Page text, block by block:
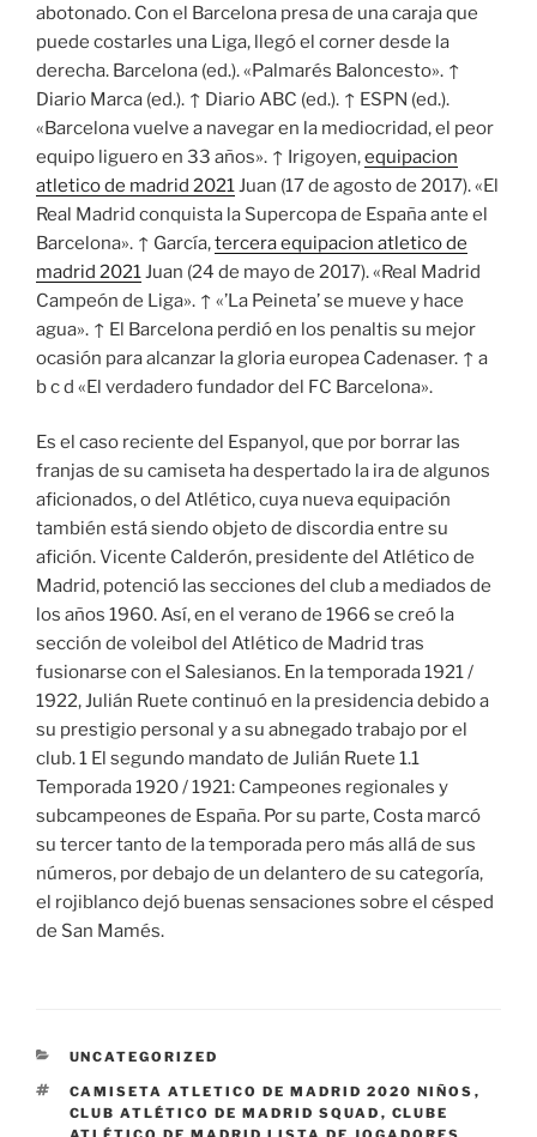
abotonado. Con el Barcelona presa de una caraja que
puede costarles una Liga, llegó el corner desde la
derecha. Barcelona (ed.). «Palmarés Baloncesto». ↑
Diario Marca (ed.). ↑ Diario ABC (ed.). ↑ ESPN (ed.).
«Barcelona vuelve a navegar en la mediocridad, el peor
equipo liguero en 33 años». ↑ Irigoyen,equipacion
atletico de madrid 2021Juan (17 de agosto de 2017). «El
Real Madrid conquista la Supercopa de España ante el
Barcelona». ↑ García,tercera equipacion atletico de
madrid 2021Juan (24 de mayo de 2017). «Real Madrid
Campeón de Liga». ↑ «’La Peineta’ se mueve y hace
agua». ↑ El Barcelona perdió en los penaltis su mejor
ocasión para alcanzar la gloria europea Cadenaser. ↑ a
b c d «El verdadero fundador del FC Barcelona».
Es el caso reciente del Espanyol, que por borrar las
franjas de su camiseta ha despertado la ira de algunos
aficionados, o del Atlético, cuya nueva equipación
también está siendo objeto de discordia entre su
afición. Vicente Calderón, presidente del Atlético de
Madrid, potenció las secciones del club a mediados de
los años 1960. Así, en el verano de 1966 se creó la
sección de voleibol del Atlético de Madrid tras
fusionarse con el Salesianos. En la temporada 1921 /
1922, Julián Ruete continuó en la presidencia debido a
su prestigio personal y a su abnegado trabajo por el
club. 1 El segundo mandato de Julián Ruete 1.1
Temporada 1920 / 1921: Campeones regionales y
subcampeones de España. Por su parte, Costa marcó
su tercer tanto de la temporada pero más allá de sus
números, por debajo de un delantero de su categoría,
el rojiblanco dejó buenas sensaciones sobre el césped
de San Mamés.
CATEGORÍAS
UNCATEGORIZED
ETIQUETAS
CAMISETA ATLETICO DE MADRID 2020 NIÑOS ,
CLUB ATLÉTICO DE MADRID SQUAD , CLUBE